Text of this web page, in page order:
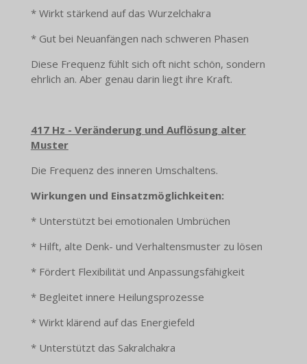
* Wirkt stärkend auf das Wurzelchakra
* Gut bei Neuanfängen nach schweren Phasen
Diese Frequenz fühlt sich oft nicht schön, sondern
ehrlich an. Aber genau darin liegt ihre Kraft.
417 Hz - Veränderung und Auflösung alter
Muster
Die Frequenz des inneren Umschaltens.
Wirkungen und Einsatzmöglichkeiten:
* Unterstützt bei emotionalen Umbrüchen
* Hilft, alte Denk- und Verhaltensmuster zu lösen
* Fördert Flexibilität und Anpassungsfähigkeit
* Begleitet innere Heilungsprozesse
* Wirkt klärend auf das Energiefeld
* Unterstützt das Sakralchakra